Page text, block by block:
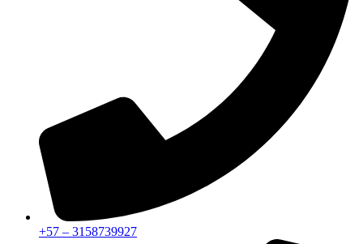
+57 – 3158739927